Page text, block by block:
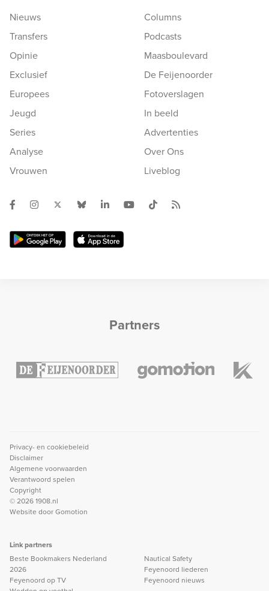
Nieuws
Transfers
Opinie
Exclusief
Europees
Jeugd
Series
Analyse
Vrouwen
Columns
Podcasts
Maasboulevard
De Feijenoorder
Fotoverslagen
In beeld
Advertenties
Over Ons
Liveblog
Partners
Privacy- en cookiebeleid
Disclaimer
Algemene voorwaarden
Verantwoord spelen
Copyright
© 2026 1908.nl
Website doorGomotion
Link partners
Beste Bookmakers Nederland
2026
Feyenoord op TV
Nautical Safety
Feyenoord liederen
Feyenoord nieuws